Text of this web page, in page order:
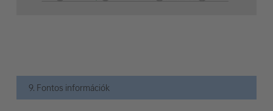
9. Fontos információk